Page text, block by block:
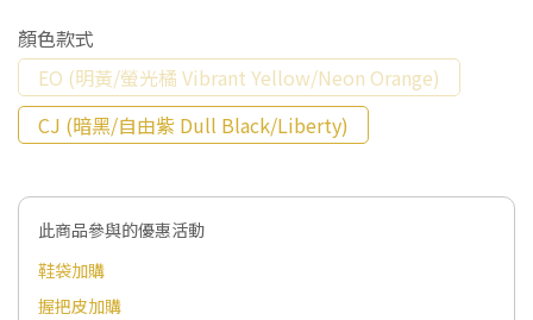
顏色款式
EO (明黃/螢光橘 Vibrant Yellow/Neon Orange)
CJ (暗黑/自由紫 Dull Black/Liberty)
此商品參與的優惠活動
鞋袋加購
握把皮加購